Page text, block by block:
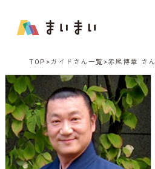
TOP ガイドさん一覧 赤尾博章 さん